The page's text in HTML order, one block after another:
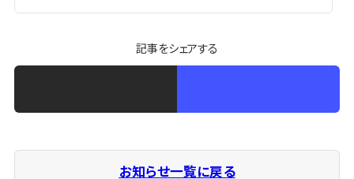
記事をシェアする
お知らせ一覧に戻る